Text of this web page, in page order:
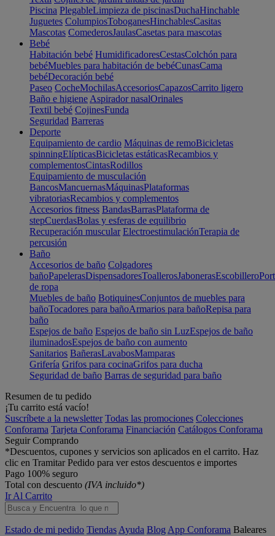
Piscina PlegableLimpieza de piscinasDuchaHinchable
Juguetes ColumpiosToboganesHinchablesCasitas
Mascotas ComederosJaulasCasetas para mascotas
Bebé
Habitación bebé HumidificadoresCestasColchón para
bebéMuebles para habitación de bebéCunasCama
bebéDecoración bebé
Paseo CocheMochilasAccesoriosCapazosCarrito ligero
Baño e higiene Aspirador nasalOrinales
Textil bebé CojinesFunda
Seguridad Barreras
Deporte
Equipamiento de cardio Máquinas de remoBicicletas
spinningElípticasBicicletas estáticasRecambios y
complementosCintasRodillos
Equipamiento de musculación
BancosMancuernasMáquinasPlataformas
vibratoriasRecambios y complementos
Accesorios fitness BandasBarrasPlataforma de
stepCuerdasBolas y esferas de equilibrio
Recuperación muscular ElectroestimulaciónTerapia de
percusión
Baño
Accesorios de baño Colgadores
bañoPapelerasDispensadoresToallerosJabonerasEscobillero
de ropa
Muebles de baño BotiquinesConjuntos de muebles para
bañoTocadores para bañoArmarios para bañoRepisa para
baño
Espejos de baño Espejos de baño sin LuzEspejos de baño
iluminadosEspejos de baño con aumento
Sanitarios BañerasLavabosMamparas
Grifería Grifos para cocinaGrifos para ducha
Seguridad de baño Barras de seguridad para baño
Resumen de tu pedido
¡Tu carrito está vacío!
Suscríbete a la newsletter Todas las promociones Colecciones
Conforama Tarjeta Conforama Financiación Catálogos Conforama
Seguir Comprando
*Descuentos, cupones y servicios son aplicados en el carrito. Haz
clic en Tramitar Pedido para ver estos descuentos e importes
Pago 100% seguro
Total con descuento (IVA incluido*)
Ir Al Carrito
Estado de mi pedido Tiendas Ayuda Blog App Conforama Baleares